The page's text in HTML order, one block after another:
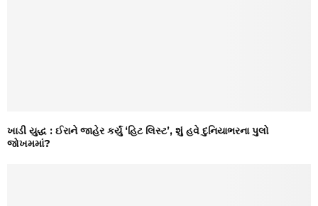
ખાડી યુદ્ધ : ઈરાને જાહેર કર્યું ‘હિટ લિસ્ટ’, શું હવે દુનિયાભરના પુલો
જોખમમાં?